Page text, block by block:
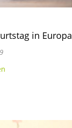
in Europa